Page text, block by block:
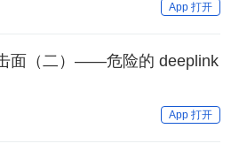
App 打开
面（二）——危险的 deeplink
App 打开